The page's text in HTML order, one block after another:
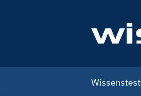
navigation
Wissenstest